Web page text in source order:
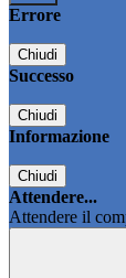
Errore
Chiudi
Successo
Chiudi
Informazione
Chiudi
Attendere...
Attendere il